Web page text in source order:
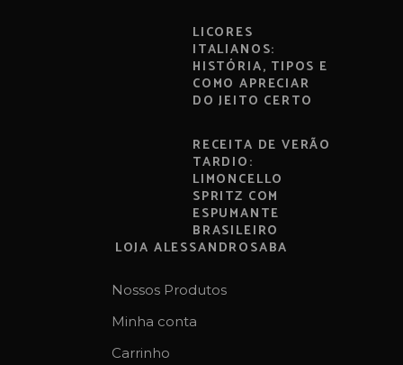
LICORES
ITALIANOS:
HISTÓRIA, TIPOS E
COMO APRECIAR
DO JEITO CERTO
RECEITA DE VERÃO
TARDIO:
LIMONCELLO
SPRITZ COM
ESPUMANTE
BRASILEIRO
LOJA ALESSANDROSABA
Nossos Produtos
Minha conta
Carrinho